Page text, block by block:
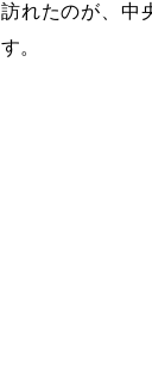
訪れたのが、中
す。